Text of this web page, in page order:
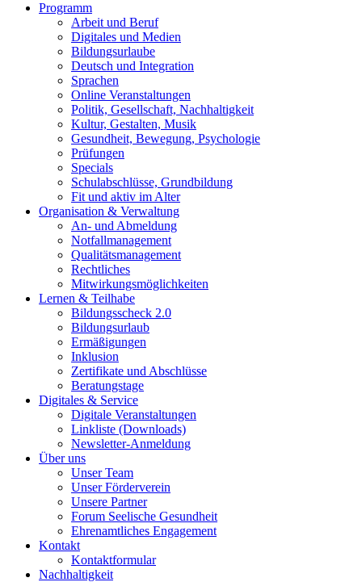
Programm
Arbeit und Beruf
Digitales und Medien
Bildungsurlaube
Deutsch und Integration
Sprachen
Online Veranstaltungen
Politik, Gesellschaft, Nachhaltigkeit
Kultur, Gestalten, Musik
Gesundheit, Bewegung, Psychologie
Prüfungen
Specials
Schulabschlüsse, Grundbildung
Fit und aktiv im Alter
Organisation & Verwaltung
An- und Abmeldung
Notfallmanagement
Qualitätsmanagement
Rechtliches
Mitwirkungsmöglichkeiten
Lernen & Teilhabe
Bildungsscheck 2.0
Bildungsurlaub
Ermäßigungen
Inklusion
Zertifikate und Abschlüsse
Beratungstage
Digitales & Service
Digitale Veranstaltungen
Linkliste (Downloads)
Newsletter-Anmeldung
Über uns
Unser Team
Unser Förderverein
Unsere Partner
Forum Seelische Gesundheit
Ehrenamtliches Engagement
Kontakt
Kontaktformular
Nachhaltigkeit